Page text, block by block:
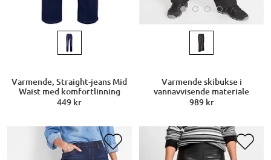
Varmende, Straight-jeans Mid
Waist med komfortlinning
449 kr
Varmende skibukse i
vannavvisende materiale
989 kr